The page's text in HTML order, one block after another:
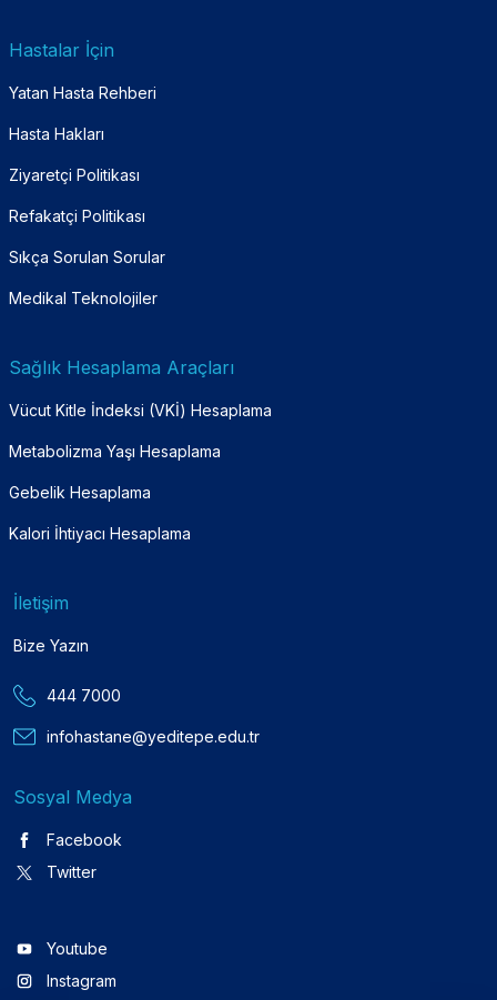
Hastalar İçin
Yatan Hasta Rehberi
Hasta Hakları
Ziyaretçi Politikası
Refakatçi Politikası
Sıkça Sorulan Sorular
Medikal Teknolojiler
Sağlık Hesaplama Araçları
Vücut Kitle İndeksi (VKİ) Hesaplama
Metabolizma Yaşı Hesaplama
Gebelik Hesaplama
Kalori İhtiyacı Hesaplama
İletişim
Bize Yazın
444 7000
infohastane@yeditepe.edu.tr
Sosyal Medya
Facebook
Twitter
Youtube
Instagram